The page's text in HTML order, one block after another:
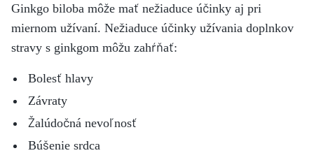
Ginkgo biloba môže mať nežiaduce účinky aj pri
miernom užívaní. Nežiaduce účinky užívania doplnkov
stravy s ginkgom môžu zahŕňať:
Bolesť hlavy
Závraty
Žalúdočná nevoľnosť
Búšenie srdca